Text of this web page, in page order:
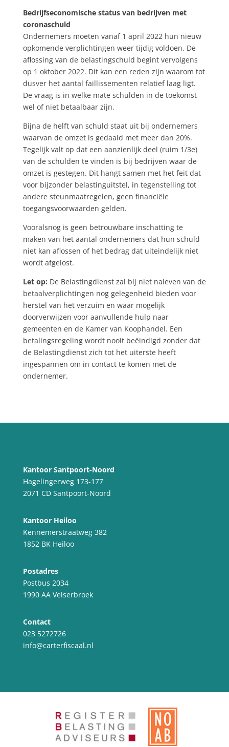
Bedrijfseconomische status van bedrijven met
coronaschuld
Ondernemers moeten vanaf 1 april 2022 hun nieuw
opkomende verplichtingen weer tijdig voldoen. De
aflossing van de belastingschuld begint vervolgens
op 1 oktober 2022. Dit kan een reden zijn waarom tot
dusver het aantal faillissementen relatief laag ligt.
De vraag is in welke mate schulden in de toekomst
wel of niet betaalbaar zijn.
Bijna de helft van schuld staat uit bij ondernemers
waarvan de omzet is gedaald met meer dan 20%.
Tegelijk valt op dat een aanzienlijk deel (ruim 1/3e)
van de schulden te vinden is bij bedrijven waar de
omzet is gestegen. Dit hangt samen met het feit dat
voor bijzonder belastinguitstel, in tegenstelling tot
andere steunmaatregelen, geen financiële
toegangsvoorwaarden gelden.
Vooralsnog is geen betrouwbare inschatting te
maken van het aantal ondernemers dat hun schuld
niet kan aflossen of het bedrag dat uiteindelijk niet
wordt afgelost.
Let op: De Belastingdienst zal bij niet naleven van de
betaalverplichtingen nog gelegenheid bieden voor
herstel van het verzuim en waar mogelijk
doorverwijzen voor aanvullende hulp naar
gemeenten en de Kamer van Koophandel. Een
betalingsregeling wordt nooit beëindigd zonder dat
de Belastingdienst zich tot het uiterste heeft
ingespannen om in contact te komen met de
ondernemer.
Kantoor Santpoort-Noord
Hagelingerweg 173-177
2071 CD Santpoort-Noord
Kantoor Heiloo
Kennemerstraatweg 382
1852 BK Heiloo
Postadres
Postbus 2034
1990 AA Velserbroek
Contact
023 5272726
info@carterfiscaal.nl